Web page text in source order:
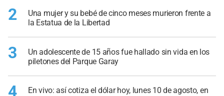
2
Una mujer y su bebé de cinco meses murieron frente a
la Estatua de la Libertad
3
Un adolescente de 15 años fue hallado sin vida en los
piletones del Parque Garay
4
En vivo: así cotiza el dólar hoy, lunes 10 de agosto, en